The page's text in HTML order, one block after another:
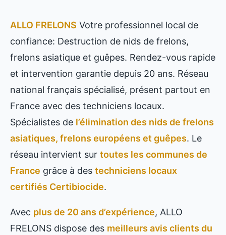
ALLO FRELONS Votre professionnel local de
confiance: Destruction de nids de frelons,
frelons asiatique et guêpes. Rendez-vous rapide
et intervention garantie depuis 20 ans. Réseau
national français spécialisé, présent partout en
France avec des techniciens locaux.
Spécialistes de l’élimination des nids de frelons
asiatiques, frelons européens et guêpes. Le
réseau intervient sur toutes les communes de
France grâce à des techniciens locaux
certifiés Certibiocide.
Avec plus de 20 ans d’expérience, ALLO
FRELONS dispose des meilleurs avis clients du